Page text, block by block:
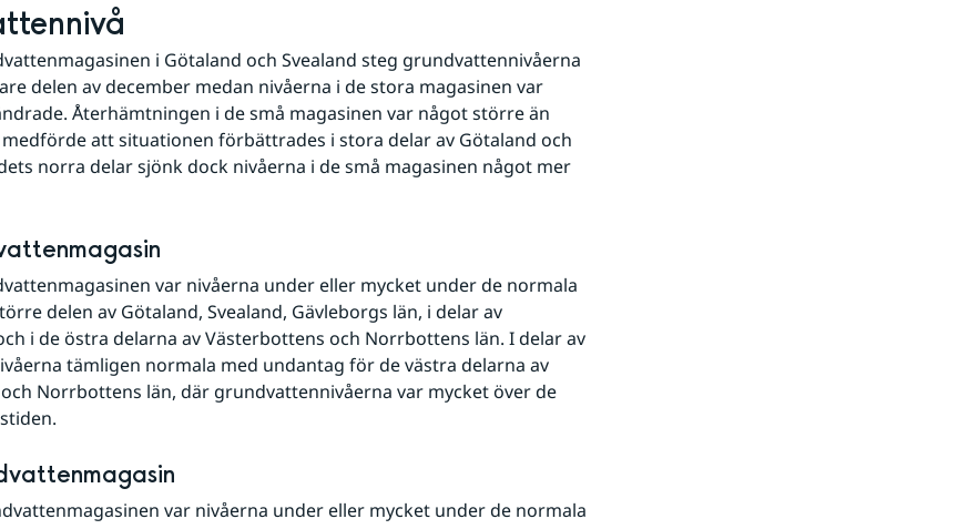
i Götaland och Svealand steg grundvattennivåerna
delen av december medan nivåerna i de stora magasinen var
Återhämtningen i de små magasinen var något större än
att situationen förbättrades i stora delar av Götaland och
norra delar sjönk dock nivåerna i de små magasinen något mer
var nivåerna under eller mycket under de normala
delen av Götaland, Svealand, Gävleborgs län, i delar av
i de östra delarna av Västerbottens och Norrbottens län. I delar av
tämligen normala med undantag för de västra delarna av
Norrbottens län, där grundvattennivåerna var mycket över de
var nivåerna under eller mycket under de normala